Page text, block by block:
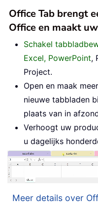
Office Tab brengt
Office en maakt
Schakel
Excel, PowerPoint,
Project.
Open en maak
nieuwe tabbladen
plaats van in
Verhoogt uw
u dagelijks
Meer details over